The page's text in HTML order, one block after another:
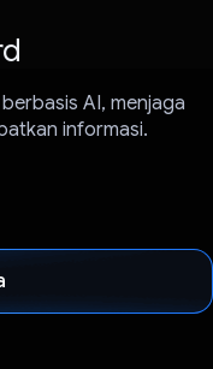
AI, menjaga
informasi.